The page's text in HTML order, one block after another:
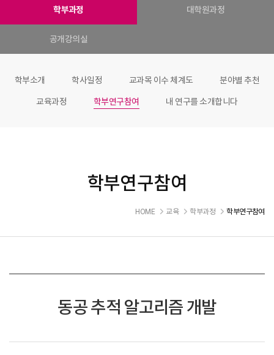
학부과정
학부소개 학사일정 교과목 이수 체계도 분야별 추천
교육과정 학부연구참여 내 연구를 소개합니다
대학원과정
공개강의실
학부연구참여
HOME 교육 학부과정 학부연구참여
동공 추적 알고리즘 개발